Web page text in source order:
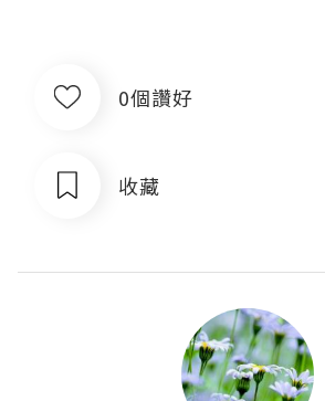
0個讚好
收藏